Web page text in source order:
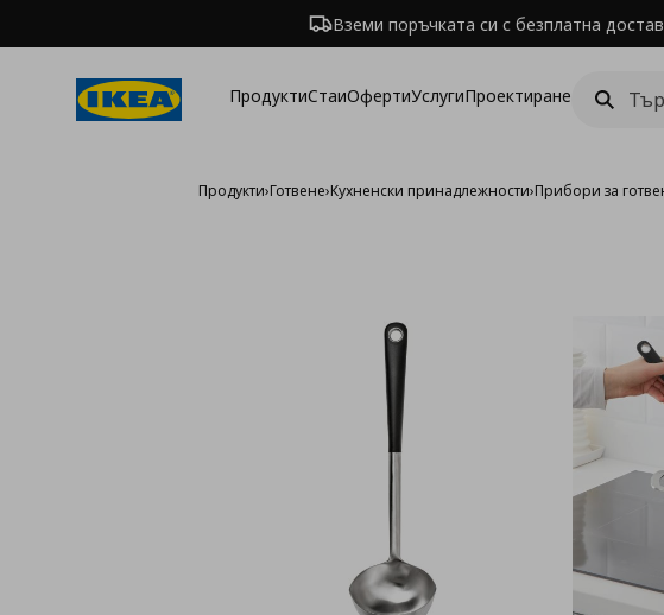
Вземи поръчката си с безплатна
ПродуктиСтаиОфертиУслугиПроектиране
Продукти›Готвене›Кухненски принадлежности›Прибори за